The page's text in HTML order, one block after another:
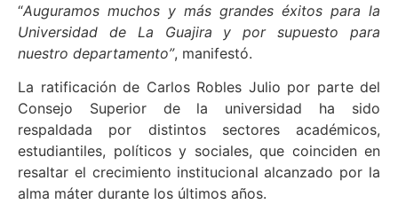
“Auguramos muchos y más grandes éxitos para la
Universidad de La Guajira y por supuesto para
nuestro departamento”, manifestó.
La ratificación de Carlos Robles Julio por parte del
Consejo Superior de la universidad ha sido
respaldada por distintos sectores académicos,
estudiantiles, políticos y sociales, que coinciden en
resaltar el crecimiento institucional alcanzado por la
alma máter durante los últimos años.